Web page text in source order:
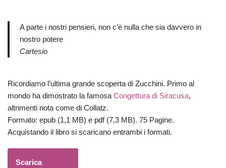
A parte i nostri pensieri, non c’è nulla che sia davvero in
nostro potere
Cartesio
Ricordiamo l’ultima grande scoperta di Zucchini. Primo al
mondo ha dimostrato la famosa Congettura di Siracusa,
altrimenti nota come di Collatz.
Formato: epub (1,1 MB) e pdf (7,3 MB). 75 Pagine.
Acquistando il libro si scaricano entrambi i formati.
Scarica